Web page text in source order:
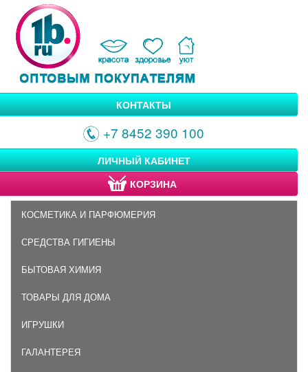
КОНТАКТЫ
+7 8452 390 100
ЛИЧНЫЙ КАБИНЕТ
КОРЗИНА
КОСМЕТИКА И ПАРФЮМЕРИЯ
СРЕДСТВА ГИГИЕНЫ
БЫТОВАЯ ХИМИЯ
ТОВАРЫ ДЛЯ ДОМА
ИГРУШКИ
ГАЛАНТЕРЕЯ